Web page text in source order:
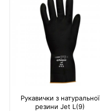
Рукавички з натуральної
резини Jet L(9)